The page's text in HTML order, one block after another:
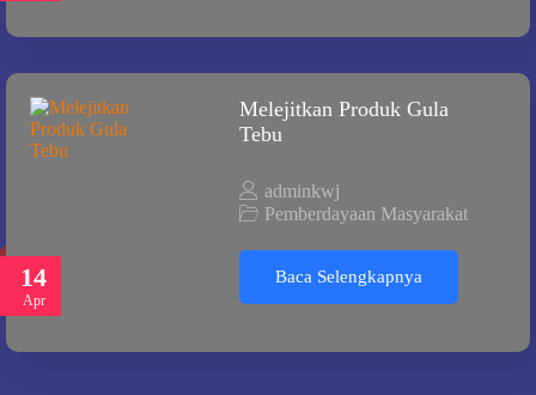
14
Apr
Melejitkan Produk Gula
Tebu
adminkwj
Pemberdayaan Masyarakat
Baca Selengkapnya